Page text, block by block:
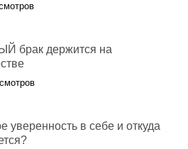
брак держится на
уверенность в себе и откуда